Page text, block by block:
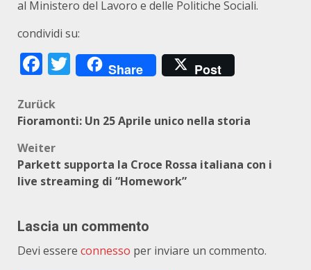
al Ministero del Lavoro e delle Politiche Sociali.
condividi su:
Facebook
Twitter
Share Post
Beitragsnavigation
Zurück
Fioramonti: Un 25 Aprile unico nella storia
Weiter
Parkett supporta la Croce Rossa italiana con i
live streaming di “Homework”
Lascia un commento
Devi essere connesso per inviare un commento.